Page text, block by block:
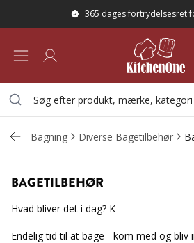
365 dages fortrydelsesret
Bagning Diverse Bagetilbehør
BAGETILBEHØR
Hvad bliver det i dag? K
Endelig tid til at bage - kom med og bliv